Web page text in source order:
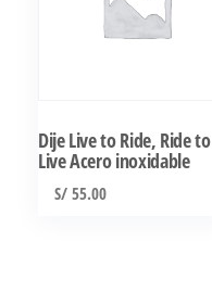
Dije Live to Ride, Ride to
Live Acero inoxidable
S/55.00